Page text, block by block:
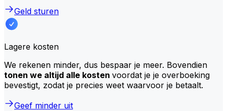
Geld sturen
Lagere kosten
We rekenen minder, dus bespaar je meer. Bovendien
tonen we altijd alle kosten voordat je je overboeking
bevestigt, zodat je precies weet waarvoor je betaalt.
Geef minder uit